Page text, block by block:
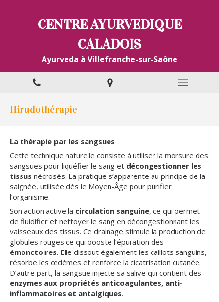
CENTRE AYURVEDIQUE
CALADOIS
Ayurveda à Villefranche-sur-Saône
Hirudothérapie
La thérapie par les sangsues
Cette technique naturelle consiste à utiliser la morsure des
sangsues pour liquéfier le sang et décongestionner les
tissus nécrosés. La pratique s’apparente au principe de la
saignée, utilisée dès le Moyen-Âge pour purifier
l’organisme.
Son action active la circulation sanguine, ce qui permet
de fluidifier et nettoyer le sang en décongestionnant les
vaisseaux des tissus. Ce drainage stimule la production de
globules rouges ce qui booste l’épuration des
émonctoires. Elle dissout également les caillots sanguins,
résorbe les œdèmes et renforce la cicatrisation cutanée.
D’autre part, la sangsue injecte sa salive qui contient des
enzymes aux propriétés anticoagulantes, anti-
inflammatoires et antalgiques.